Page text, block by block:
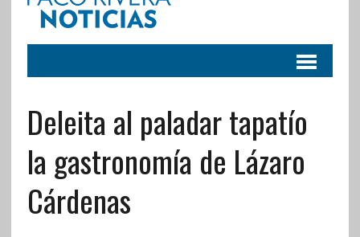
Deleita al paladar tapatío
la gastronomía de Lázaro
Cárdenas